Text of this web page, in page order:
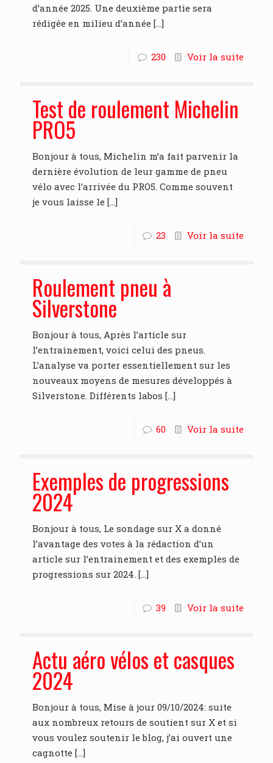
d’année 2025. Une deuxième partie sera
rédigée en milieu d’année […]
230 Voir la suite
Test de roulement Michelin
PRO5
Bonjour à tous, Michelin m’a fait parvenir la
dernière évolution de leur gamme de pneu
vélo avec l’arrivée du PRO5. Comme souvent
je vous laisse le […]
23 Voir la suite
Roulement pneu à
Silverstone
Bonjour à tous, Après l’article sur
l’entrainement, voici celui des pneus.
L’analyse va porter essentiellement sur les
nouveaux moyens de mesures développés à
Silverstone. Différents labos […]
60 Voir la suite
Exemples de progressions
2024
Bonjour à tous, Le sondage sur X a donné
l’avantage des votes à la rédaction d’un
article sur l’entrainement et des exemples de
progressions sur 2024. […]
39 Voir la suite
Actu aéro vélos et casques
2024
Bonjour à tous, Mise à jour 09/10/2024: suite
aux nombreux retours de soutient sur X et si
vous voulez soutenir le blog, j’ai ouvert une
cagnotte […]